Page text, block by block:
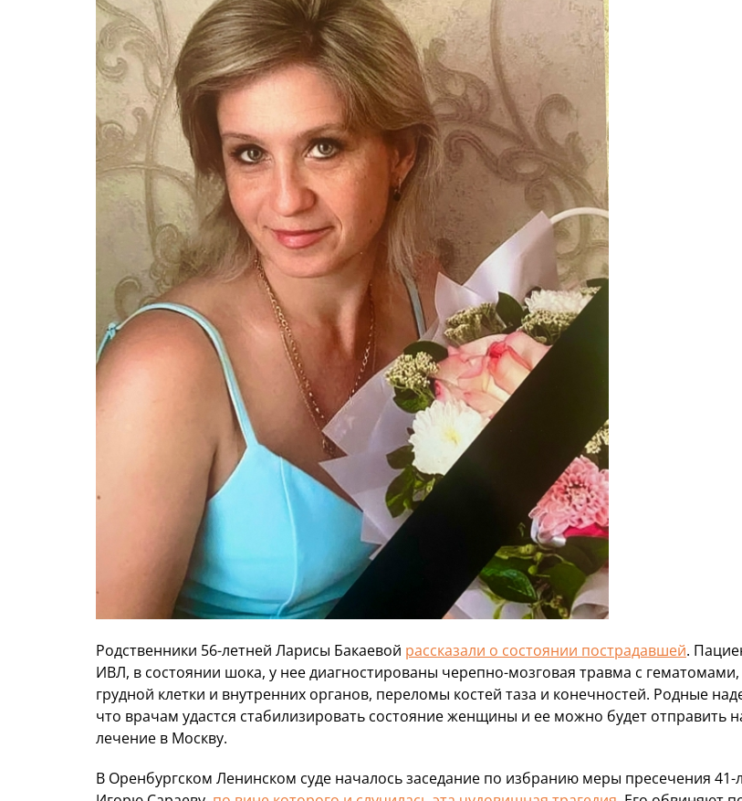
Родственники 56-летней Ларисы Бакаевой рассказали о состоянии пострадавшей.
ИВЛ, в состоянии шока, у нее диагностированы черепно-мозговая травма с
грудной клетки и внутренних органов, переломы костей таза и конечностей. Родные
что врачам удастся стабилизировать состояние женщины и ее можно будет отправить
лечение в Москву.
В Оренбургском Ленинском суде началось заседание по избранию меры пресечения 41-